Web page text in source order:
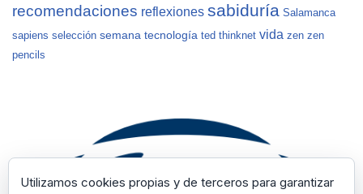
recomendaciones reflexiones sabiduría Salamanca
sapiens selección semana tecnología ted thinknet vida zen zen
pencils
Utilizamos cookies propias y de terceros para garantizar